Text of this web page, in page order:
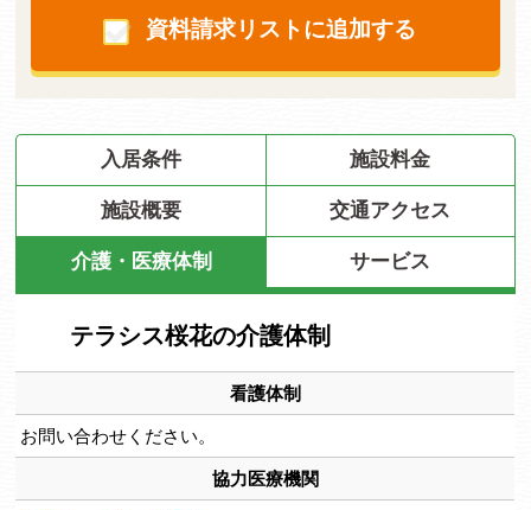
資料請求リストに追加する
入居条件 施設料金
施設概要 交通アクセス
介護・医療体制 サービス
テラシス桜花の介護体制
看護体制
お問い合わせください。
協力医療機関